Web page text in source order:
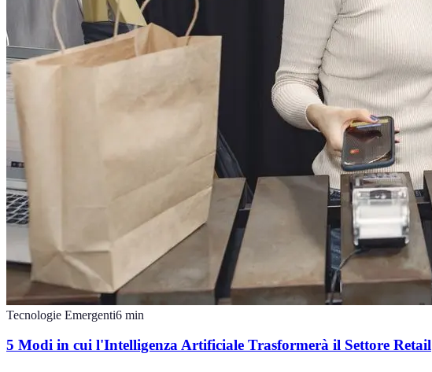
Tecnologie Emergenti6 min
5 Modi in cui l'Intelligenza Artificiale Trasformerà il Settore Retail